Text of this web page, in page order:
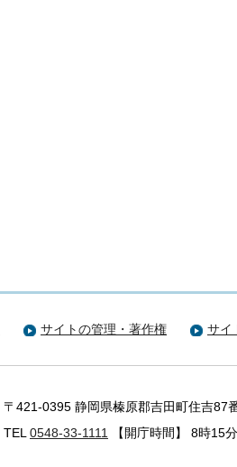
サイトの管理・著作権 サイ
〒421-0395 静岡県榛原郡吉田町住吉87
TEL 0548-33-1111 【開庁時間】 8時15